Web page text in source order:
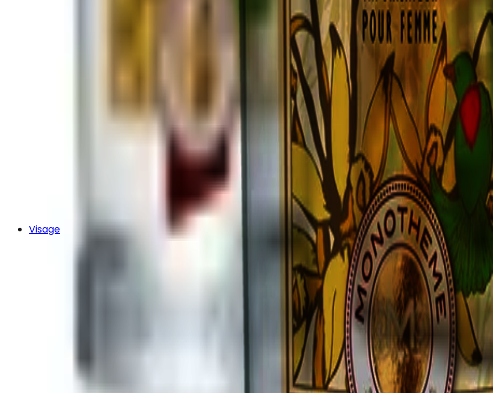
Visage